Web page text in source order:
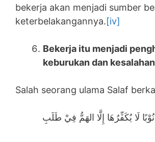
bekerja akan menjadi sumber
keterbelakangannya.[iv]
Bekerja itu menjadi
keburukan dan
Salah seorang ulama Salaf
لَا يُكَفِّرُهَا إِلَّا الهَمُّ فِيْ طَلَبِ